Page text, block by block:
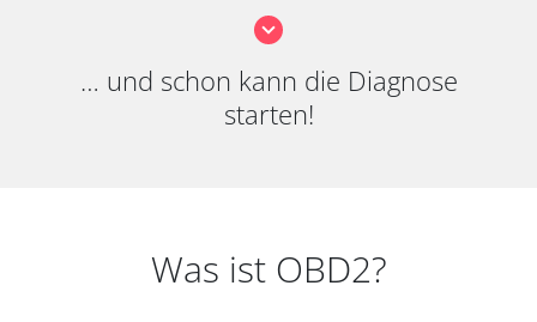
… und schon kann die Diagnose
starten!
Was ist OBD2?